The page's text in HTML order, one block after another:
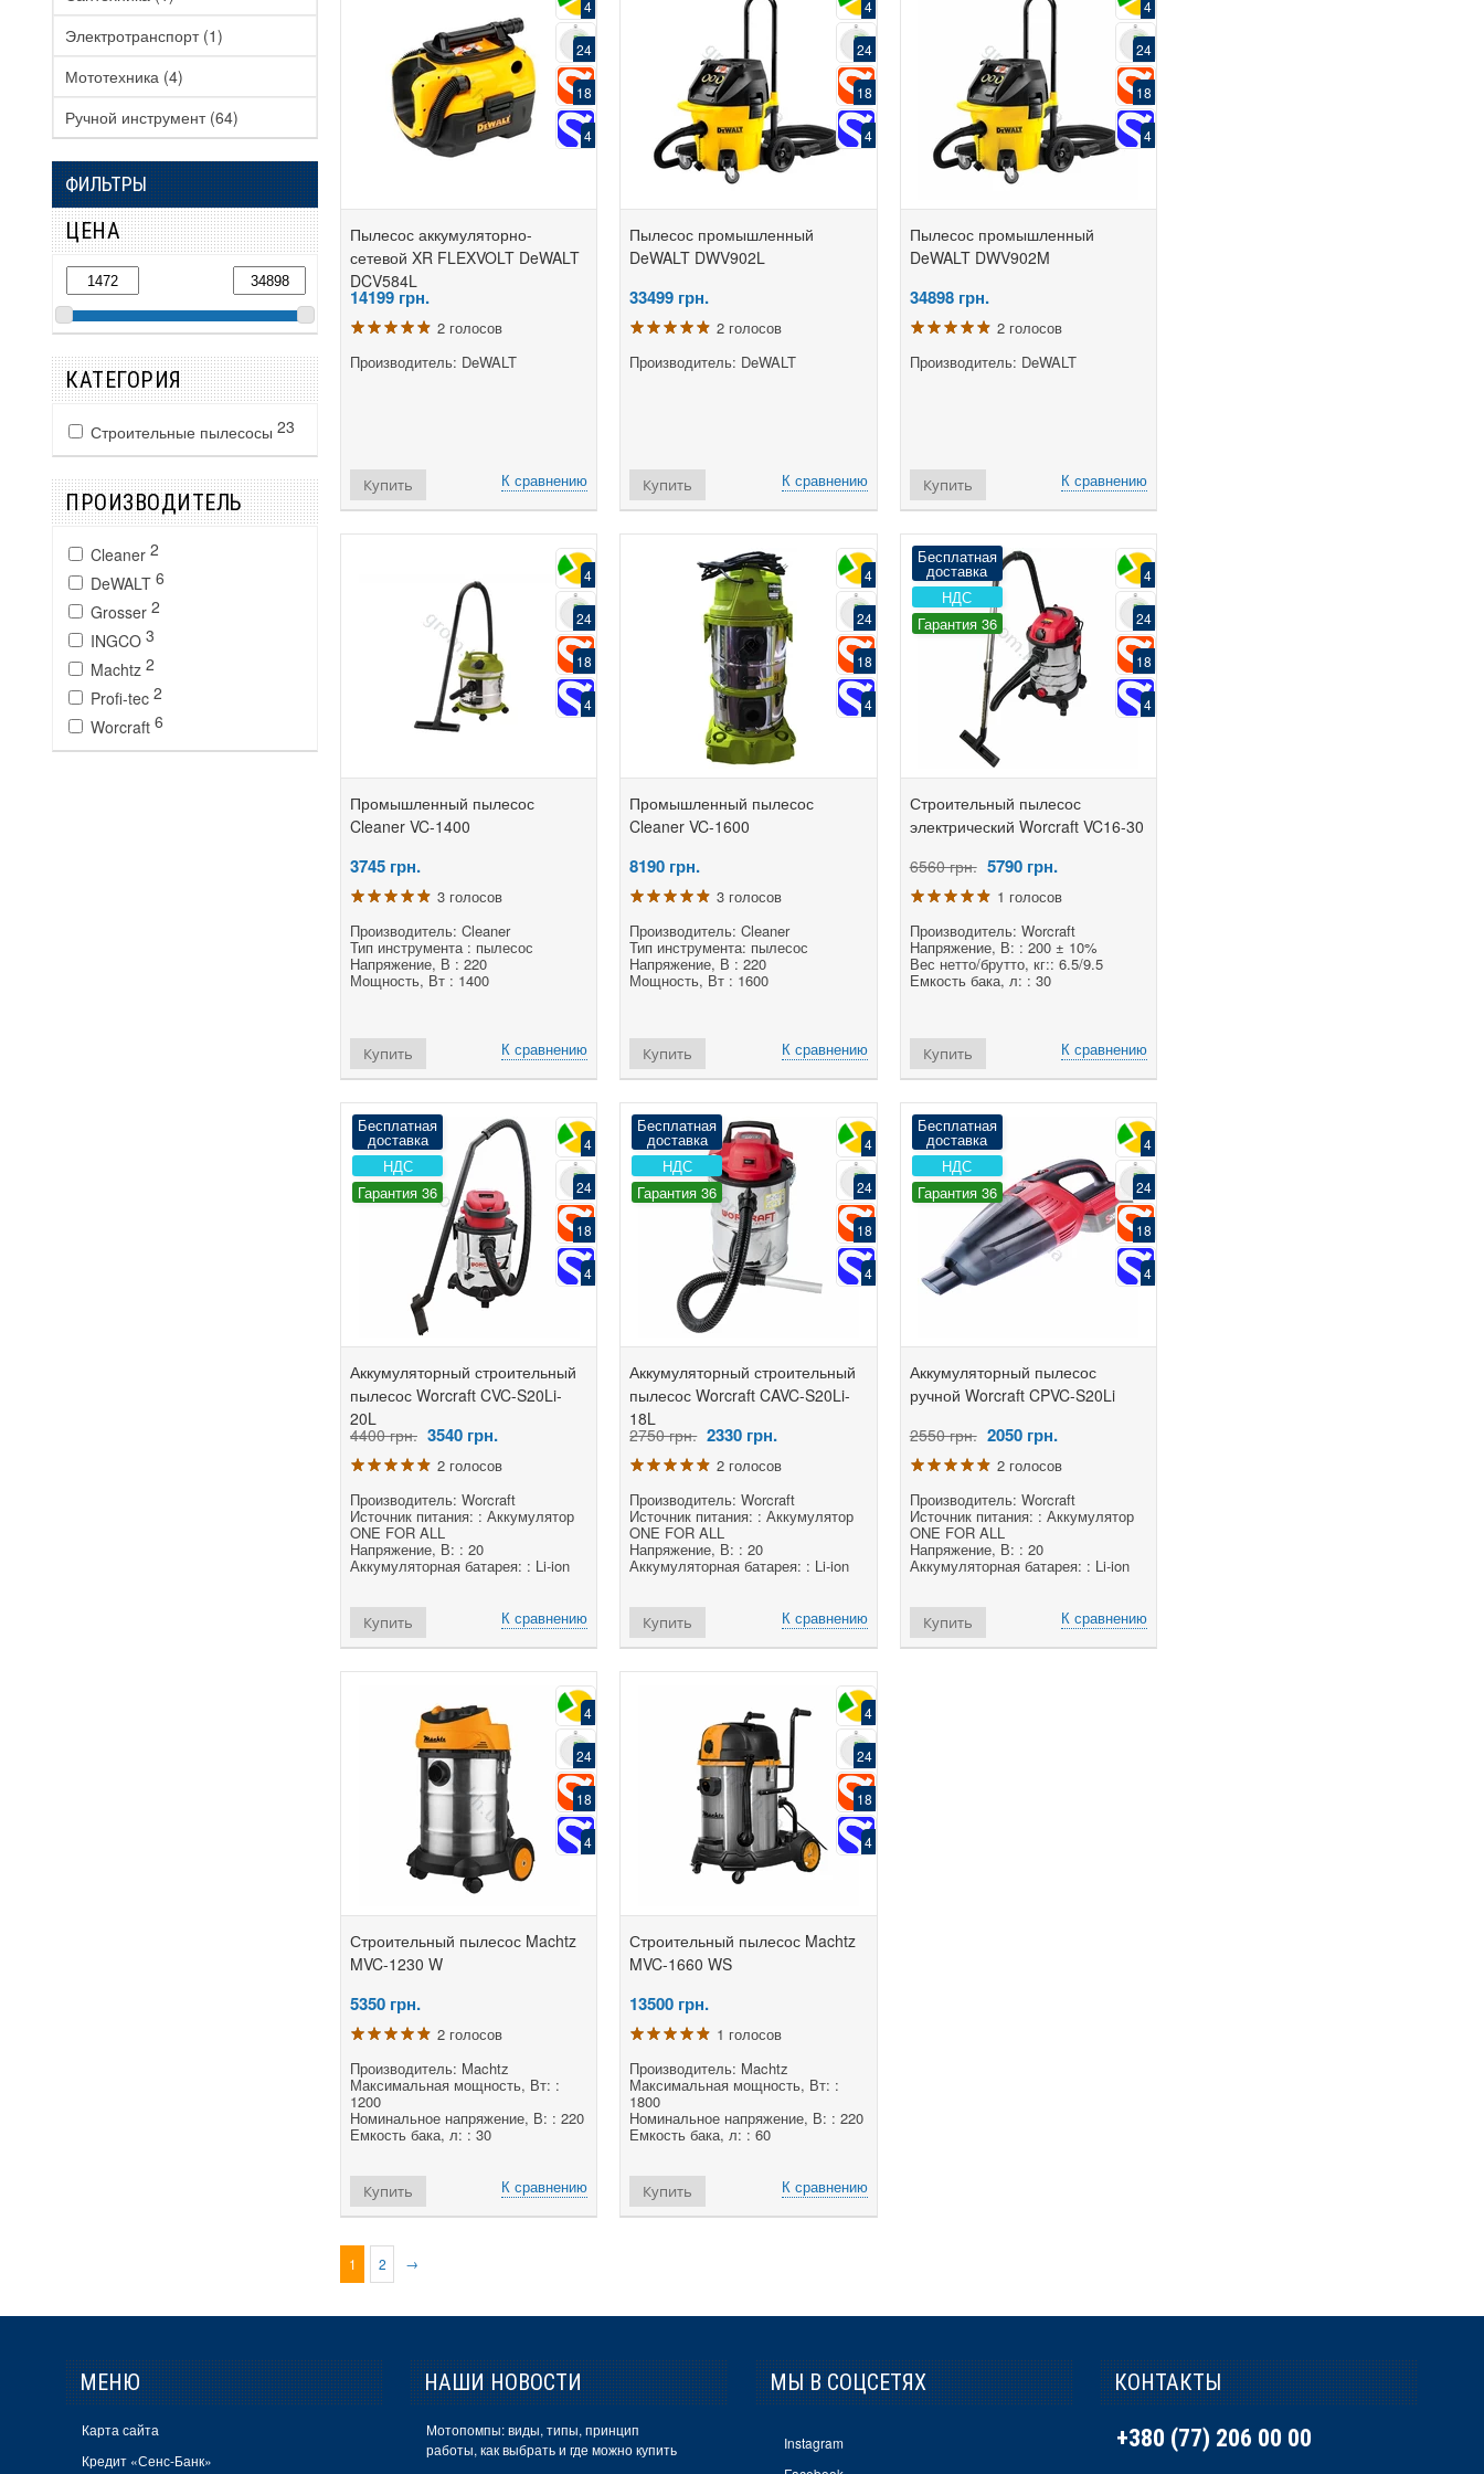
Электротранспорт (1)
Мототехника (4)
Ручной инструмент (64)
ФИЛЬТРЫ
ЦЕНА
КАТЕГОРИЯ
Строительные пылесосы 23
ПРОИЗВОДИТЕЛЬ
Cleaner 2
DeWALT 6
Grosser 2
INGCO 3
Machtz 2
Profi-tec 2
Worcraft 6
4
24
18
4
Пылесос аккумуляторно-
сетевой XR FLEXVOLT DeWALT
DCV584L
14199 грн.
2 голосов
Производитель: DeWALT
К сравнению
Купить
4
24
18
4
Пылесос промышленный
DeWALT DWV902L
33499 грн.
2 голосов
Производитель: DeWALT
К сравнению
Купить
4
24
18
4
Пылесос промышленный
DeWALT DWV902M
34898 грн.
2 голосов
Производитель: DeWALT
К сравнению
Купить
4
24
18
4
Промышленный пылесос
Cleaner VC-1400
3745 грн.
3 голосов
Производитель: Cleaner
Тип инструмента : пылесос
Напряжение, В : 220
Мощность, Вт : 1400
К сравнению
Купить
4
24
18
4
Промышленный пылесос
Cleaner VC-1600
8190 грн.
3 голосов
Производитель: Cleaner
Тип инструмента: пылесос
Напряжение, В : 220
Мощность, Вт : 1600
К сравнению
Купить
Бесплатная
доставка
НДС
Гарантия 36
4
24
18
4
Строительный пылесос
электрический Worcraft VC16-30
6560 грн. 5790 грн.
1 голосов
Производитель: Worcraft
Напряжение, В: : 200 ± 10%
Вес нетто/брутто, кг:: 6.5/9.5
Емкость бака, л: : 30
К сравнению
Купить
Бесплатная
доставка
НДС
Гарантия 36
4
24
18
4
Аккумуляторный строительный
пылесос Worcraft CVC-S20Li-
20L
4400 грн. 3540 грн.
2 голосов
Производитель: Worcraft
Источник питания: : Аккумулятор
ONE FOR ALL
Напряжение, В: : 20
Аккумуляторная батарея: : Li-ion
К сравнению
Купить
Бесплатная
доставка
НДС
Гарантия 36
4
24
18
4
Аккумуляторный строительный
пылесос Worcraft CAVC-S20Li-
18L
2750 грн. 2330 грн.
2 голосов
Производитель: Worcraft
Источник питания: : Аккумулятор
ONE FOR ALL
Напряжение, В: : 20
Аккумуляторная батарея: : Li-ion
К сравнению
Купить
Бесплатная
доставка
НДС
Гарантия 36
4
24
18
4
Аккумуляторный пылесос
ручной Worcraft CPVC-S20Li
2550 грн. 2050 грн.
2 голосов
Производитель: Worcraft
Источник питания: : Аккумулятор
ONE FOR ALL
Напряжение, В: : 20
Аккумуляторная батарея: : Li-ion
К сравнению
Купить
4
24
18
4
Строительный пылесос Machtz
MVC-1230 W
5350 грн.
2 голосов
Производитель: Machtz
Максимальная мощность, Вт: :
1200
Номинальное напряжение, В: : 220
Емкость бака, л: : 30
К сравнению
Купить
4
24
18
4
Строительный пылесос Machtz
MVC-1660 WS
13500 грн.
1 голосов
Производитель: Machtz
Максимальная мощность, Вт: :
1800
Номинальное напряжение, В: : 220
Емкость бака, л: : 60
К сравнению
Купить
1 2 →
МЕНЮ
Карта сайта
Кредит «Сенс-Банк»
НАШИ НОВОСТИ
Мотопомпы: виды, типы, принцип
работы, как выбрать и где можно купить
МЫ В СОЦСЕТЯХ
Instagram
КОНТАКТЫ
+380 (77) 206 00 00